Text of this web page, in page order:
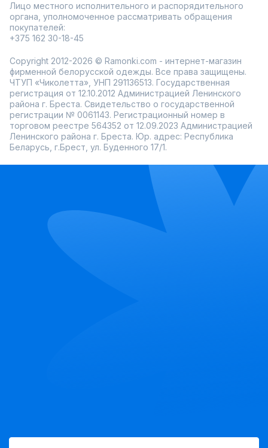
Лицо местного исполнительного и распорядительного
органа, уполномоченное рассматривать обращения
покупателей:
+375 162 30-18-45
Copyright 2012-2026 © Ramonki.com - интернет-магазин
фирменной белорусской одежды. Все права защищены.
ЧТУП «Чиколетта», УНП 291136513. Государственная
регистрация от 12.10.2012 Администрацией Ленинского
района г. Бреста. Свидетельство о государственной
регистрации № 0061143. Регистрационный номер в
торговом реестре 564352 от 12.09.2023 Администрацией
Ленинского района г. Бреста. Юр. адрес: Республика
Беларусь, г.Брест, ул. Буденного 17/1.